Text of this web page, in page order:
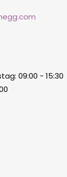
09:00 - 15:30